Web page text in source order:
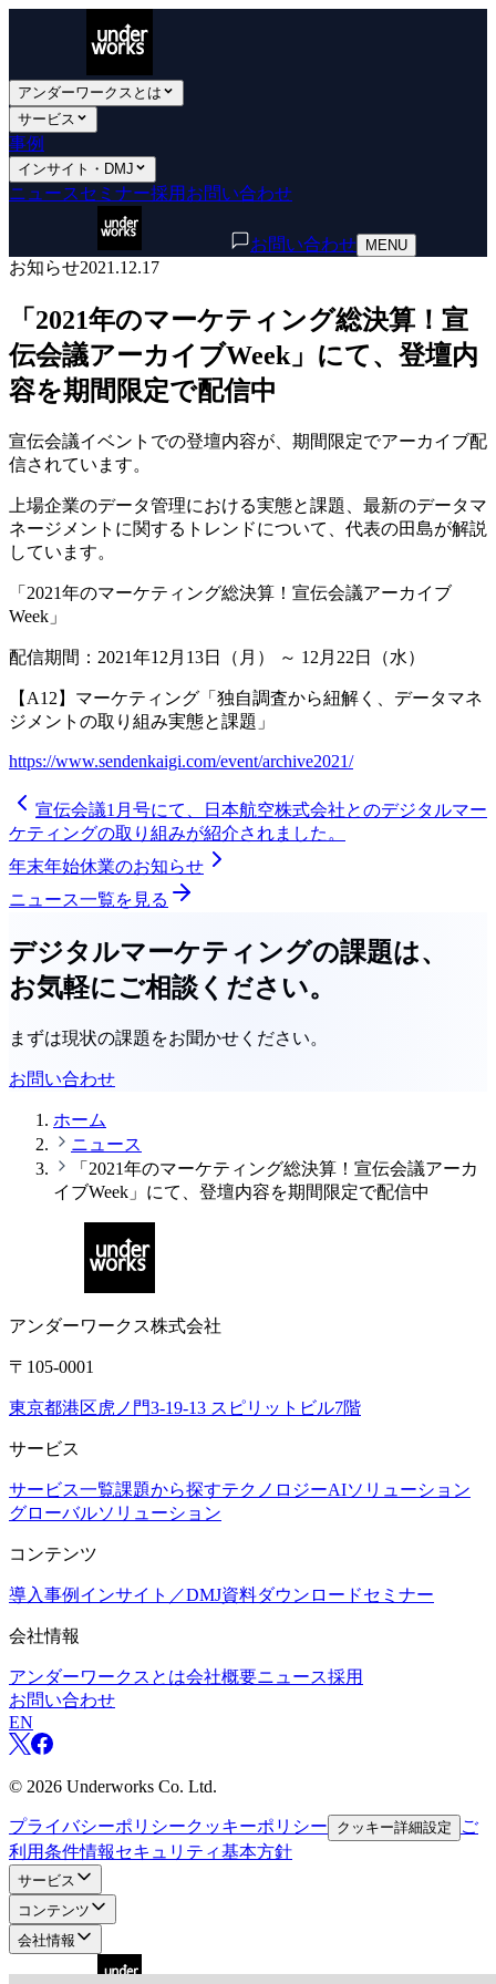
アンダーワークスとは
サービス
事例
インサイト・DMJ
ニュース セミナー採用 お問い合わせ
お問い合わせ MENU
お知らせ2021.12.17
「2021年のマーケティング総決算！宣
伝会議アーカイブWeek」にて、登壇内
容を期間限定で配信中
宣伝会議イベントでの登壇内容が、期間限定でアーカイブ配
信されています。
上場企業のデータ管理における実態と課題、最新のデータマ
ネージメントに関するトレンドについて、代表の田島が解説
しています。
「2021年のマーケティング総決算！宣伝会議アーカイブ
Week」
配信期間：2021年12月13日（月） ～ 12月22日（水）
【A12】マーケティング「独自調査から紐解く、データマネ
ジメントの取り組み実態と課題」
https://www.sendenkaigi.com/event/archive2021/
宣伝会議1月号にて、日本航空株式会社とのデジタルマー
ケティングの取り組みが紹介されました。
年末年始休業のお知らせ
ニュース一覧を見る
デジタルマーケティングの課題は、
お気軽にご相談ください。
まずは現状の課題をお聞かせください。
お問い合わせ
ホーム
ニュース
「2021年のマーケティング総決算！宣伝会議アーカ
イブWeek」にて、登壇内容を期間限定で配信中
アンダーワークス株式会社
〒105-0001
東京都港区虎ノ門3-19-13 スピリットビル7階
サービス
サービス一覧課題から探すテクノロジーAIソリューション
グローバルソリューション
コンテンツ
導入事例 インサイト／DMJ資料ダウンロードセミナー
会社情報
アンダーワークスとは会社概要ニュース採用
お問い合わせ
EN
© 2026 Underworks Co. Ltd.
プライバシーポリシークッキーポリシー クッキー詳細設定
ご
利用条件情報セキュリティ基本方針
サービス
コンテンツ
会社情報